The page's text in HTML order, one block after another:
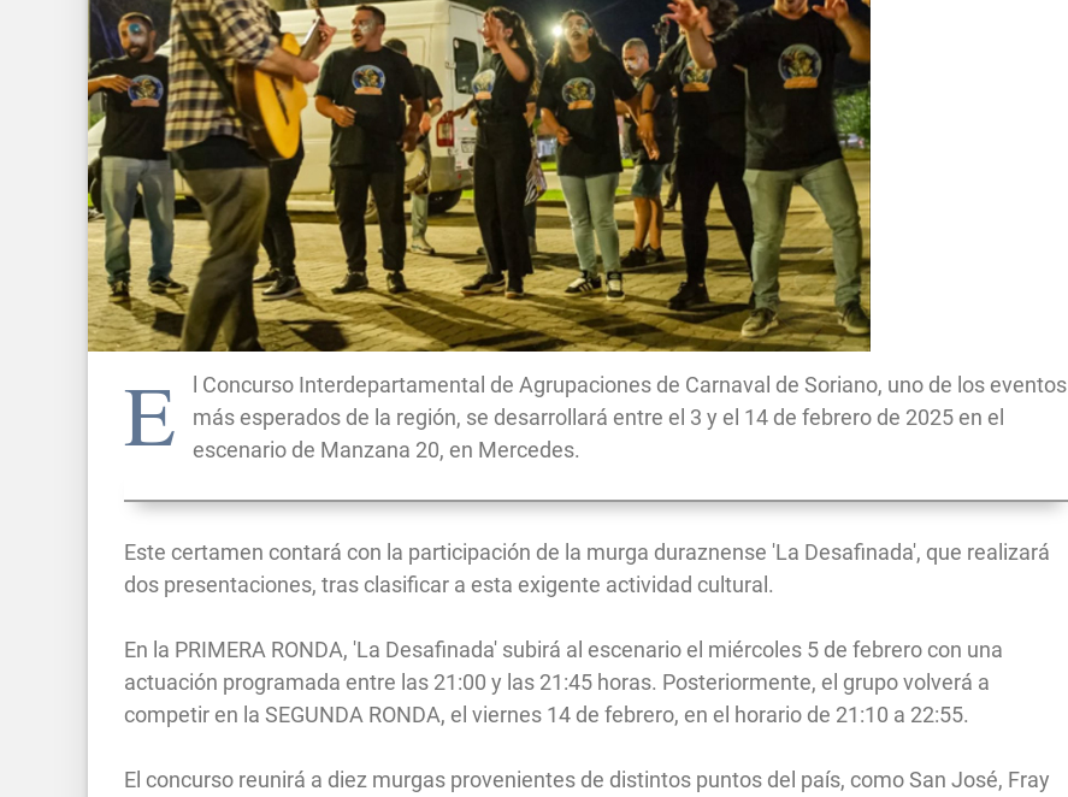
E
l Concurso Interdepartamental de Agrupaciones de Carnaval de Soriano, uno de los eventos
más esperados de la región, se desarrollará entre el 3 y el 14 de febrero de 2025 en el
escenario de Manzana 20, en Mercedes.
Este certamen contará con la participación de la murga duraznense 'La Desafinada', que realizará
dos presentaciones, tras clasificar a esta exigente actividad cultural.
En la PRIMERA RONDA, 'La Desafinada' subirá al escenario el miércoles 5 de febrero con una
actuación programada entre las 21:00 y las 21:45 horas. Posteriormente, el grupo volverá a
competir en la SEGUNDA RONDA, el viernes 14 de febrero, en el horario de 21:10 a 22:55.
El concurso reunirá a diez murgas provenientes de distintos puntos del país, como San José, Fray